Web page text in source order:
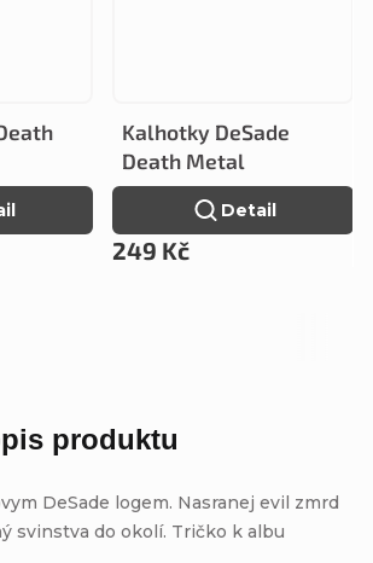
Kalhotky DeSade
Death Metal
249 Kč
Detail
produktu
DeSade logem. Nasranej evil zmrd
svinstva do okolí. Tričko k albu